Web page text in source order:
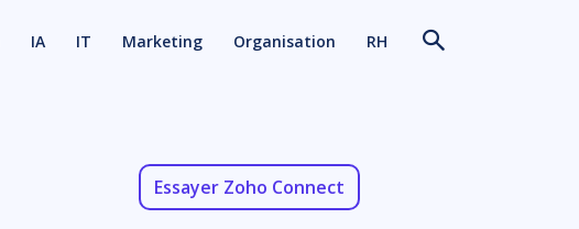
IA IT Marketing Organisation RH
Essayer Zoho Connect